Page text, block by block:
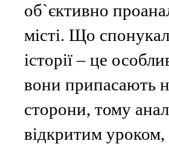
об`єктивно
місті. Що
історії – це
вони припасають
сторони, тому
відкритим